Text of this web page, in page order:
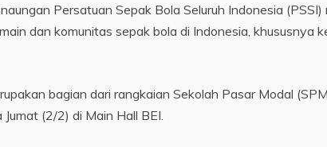
Persatuan Sepak Bola Seluruh Indonesia
dan komunitas sepak bola di Indonesia, khususnya
bagian dari rangkaian Sekolah Pasar Modal
(2/2) di Main Hall BEI.